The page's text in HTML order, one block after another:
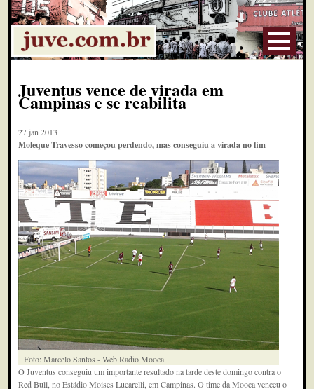
Juventus vence de virada em
Campinas e se reabilita
27 jan 2013
Moleque Travesso começou perdendo, mas conseguiu a virada no fim
Foto: Marcelo Santos - Web Radio Mooca
O Juventus conseguiu um importante resultado na tarde deste domingo contra o
Red Bull, no Estádio Moises Lucarelli, em Campinas. O time da Mooca venceu o